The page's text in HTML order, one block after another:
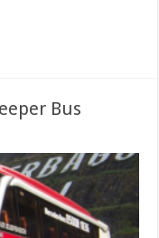
Bus